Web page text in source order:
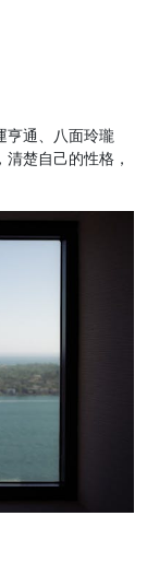
亨通、八面玲瓏
楚自己的性格，